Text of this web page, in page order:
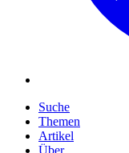
Suche
Themen
Artikel
Über